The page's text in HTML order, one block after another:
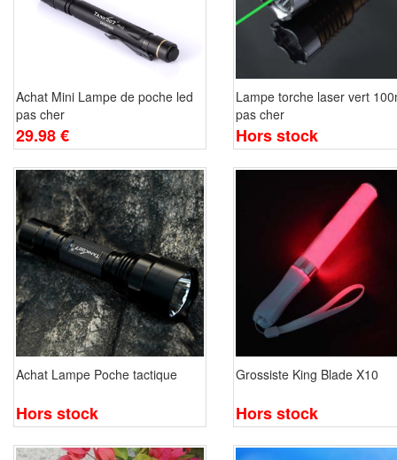
Achat Mini Lampe de poche led
pas cher
29.98 €
Lampe torche laser vert
pas cher
Hors stock
Achat Lampe Poche tactique
Hors stock
Grossiste King Blade X10
Hors stock